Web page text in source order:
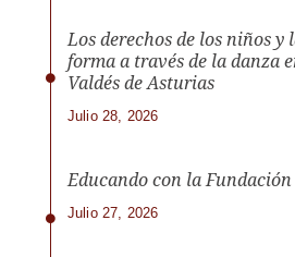
Los derechos de los niños y
forma a través de la danza
Valdés de Asturias
Julio 28, 2026
Educando con la
Julio 27, 2026